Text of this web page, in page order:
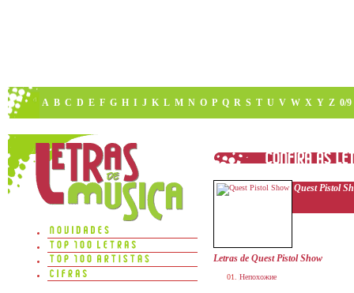
A B C D E F G H I J K L M N O P Q R S T U V W X Y Z 0/9
Quest Pistol
Letras de Quest Pistol Show
Непохожие